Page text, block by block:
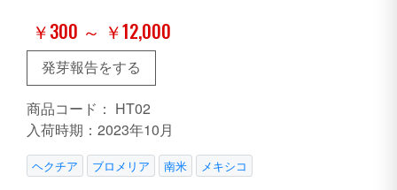
￥300 ～ ￥12,000
発芽報告をする
商品コード： HT02
入荷時期：2023年10月
ヘクチア ブロメリア 南米 メキシコ